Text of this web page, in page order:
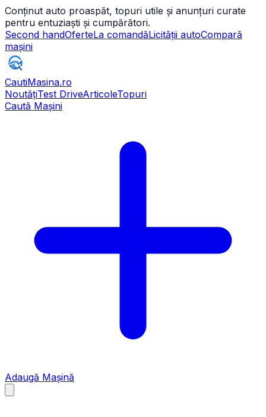
Conținut auto proaspăt, topuri utile și anunțuri curate
pentru entuziaști și cumpărători.
Second handOferteLa comandăLicității autoCompară
mașini
CautiMasina.ro
NoutățiTest DriveArticoleTopuri
Caută Mașini
Adaugă Mașină